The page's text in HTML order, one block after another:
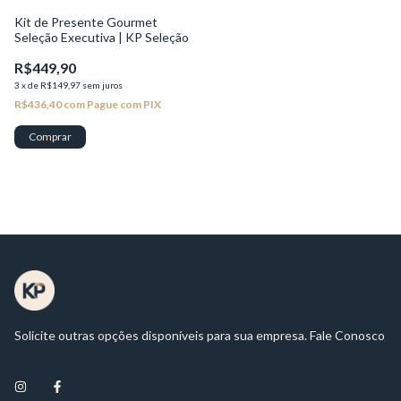
Kit de Presente Gourmet
Seleção Executiva | KP Seleção
R$449,90
3 xde R$149,97 sem juros
R$436,40com Pague com PIX
Solicite outras opções disponíveis para sua empresa. Fale Conosco